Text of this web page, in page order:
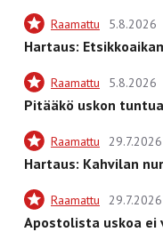
Raamattu 5.8.2026
Hartaus:
Raamattu 5.8.2026
Pitääkö uskon
Raamattu 29.7.2026
Hartaus: Kahvilan
Raamattu 29.7.2026
Apostolista uskoa ei